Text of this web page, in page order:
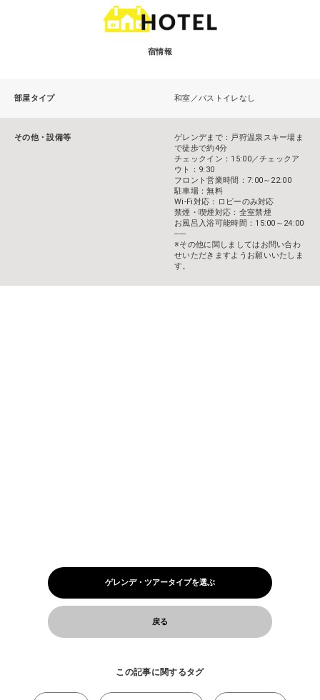
宿情報
部屋タイプ 和室／バストイレなし
その他・設備等
ゲレンデまで：戸狩温泉スキー場ま
で徒歩で約4分
チェックイン：15:00／チェックア
ウト：9:30
フロント営業時間：7:00～22:00
駐車場：無料
Wi-Fi対応：ロビーのみ対応
禁煙・喫煙対応：全室禁煙
お風呂入浴可能時間：15:00～24:00
-----
※その他に関しましてはお問い合わ
せいただきますようお願いいたしま
す。
ゲレンデ・ツアータイプを選ぶ
戻る
この記事に関するタグ